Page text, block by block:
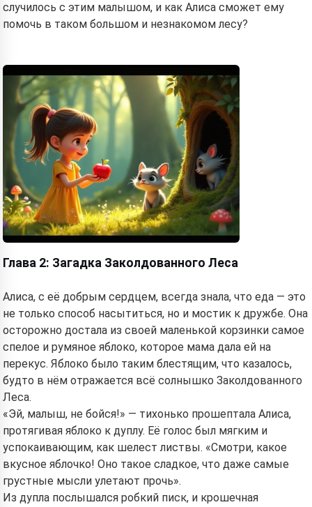
случилось с этим малышом, и как Алиса сможет ему
помочь в таком большом и незнакомом лесу?
Глава 2: Загадка Заколдованного Леса
Алиса, с её добрым сердцем, всегда знала, что еда — это
не только способ насытиться, но и мостик к дружбе. Она
осторожно достала из своей маленькой корзинки самое
спелое и румяное яблоко, которое мама дала ей на
перекус. Яблоко было таким блестящим, что казалось,
будто в нём отражается всё солнышко Заколдованного
Леса.
«Эй, малыш, не бойся!» — тихонько прошептала Алиса,
протягивая яблоко к дуплу. Её голос был мягким и
успокаивающим, как шелест листвы. «Смотри, какое
вкусное яблочко! Оно такое сладкое, что даже самые
грустные мысли улетают прочь».
Из дупла послышался робкий писк, и крошечная